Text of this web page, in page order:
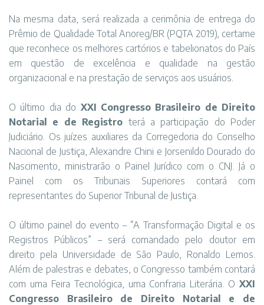
Na mesma data, será realizada a cerimônia de entrega do
Prêmio de Qualidade Total Anoreg/BR (PQTA 2019), certame
que reconhece os melhores cartórios e tabelionatos do País
em questão de excelência e qualidade na gestão
organizacional e na prestação de serviços aos usuários.
O último dia do XXI Congresso Brasileiro de Direito
Notarial e de Registro terá a participação do Poder
Judiciário. Os juízes auxiliares da Corregedoria do Conselho
Nacional de Justiça, Alexandre Chini e Jorsenildo Dourado do
Nascimento, ministrarão o Painel Jurídico com o CNJ. Já o
Painel com os Tribunais Superiores contará com
representantes do Superior Tribunal de Justiça.
O último painel do evento – “A Transformação Digital e os
Registros Públicos” – será comandado pelo doutor em
direito pela Universidade de São Paulo, Ronaldo Lemos.
Além de palestras e debates, o Congresso também contará
com uma Feira Tecnológica, uma Confraria Literária. O XXI
Congresso Brasileiro de Direito Notarial e de